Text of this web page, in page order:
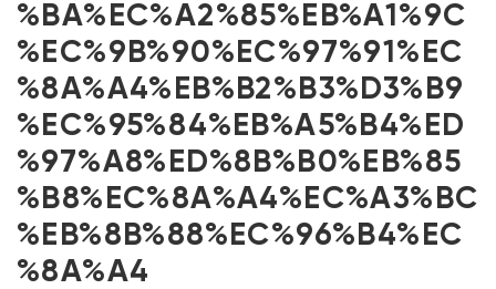
%BA%EC%A2%85%EB%A1%9C
%EC%9B%90%EC%97%91%EC
%8A%A4%EB%B2%B3%D3%B9
%EC%95%84%EB%A5%B4%ED
%97%A8%ED%8B%B0%EB%85
%B8%EC%8A%A4%EC%A3%BC
%EB%8B%88%EC%96%B4%EC
%8A%A4